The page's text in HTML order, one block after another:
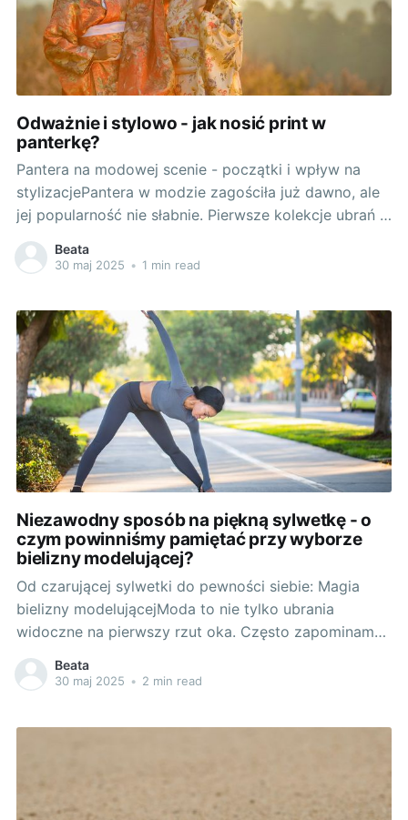
Odważnie i stylowo - jak nosić print w
panterkę?
Pantera na modowej scenie - początki i wpływ na
stylizacjePantera w modzie zagościła już dawno, ale
jej popularność nie słabnie. Pierwsze kolekcje ubrań w
panterkę pojawiły się na przełomie lat 60. i 70. XX
wieku, jednak były one traktowane raczej jako
Dzisiaj panterka jest
Beata
30 maj 2025 • 1 min read
Niezawodny sposób na piękną sylwetkę - o
czym powinniśmy pamiętać przy wyborze
bielizny modelującej?
Od czarującej sylwetki do pewności siebie: Magia
bielizny modelującejModa to nie tylko ubrania
widoczne na pierwszy rzut oka. Często zapominamy,
jak ważną rolę odgrywa dobrze dobrane, komfortowe
i funkcjonalne "drugie dno". Chodzi mi o bieliznę
Beata
30 maj 2025 • 2 min read